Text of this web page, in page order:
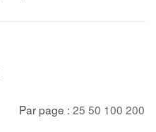
Par page : 25 50 100 200